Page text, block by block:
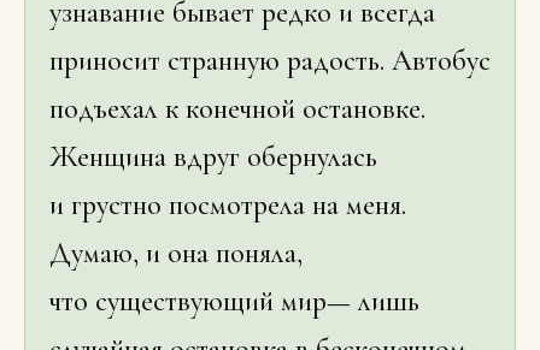
узнавание бывает редко и всегда
приносит странную радость. Автобус
подъехал к конечной остановке.
Женщина вдруг обернулась
и грустно посмотрела на меня.
Думаю, и она поняла,
что существующий мир— лишь